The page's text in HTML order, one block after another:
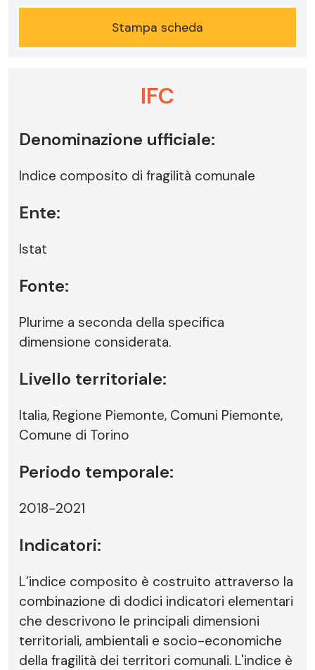
Stampa scheda
IFC
Denominazione ufficiale:
Indice composito di fragilità comunale
Ente:
Istat
Fonte:
Plurime a seconda della specifica
dimensione considerata.
Livello territoriale:
Italia, Regione Piemonte, Comuni Piemonte,
Comune di Torino
Periodo temporale:
2018-2021
Indicatori:
L’indice composito è costruito attraverso la
combinazione di dodici indicatori elementari
che descrivono le principali dimensioni
territoriali, ambientali e socio-economiche
della fragilità dei territori comunali. L'indice è